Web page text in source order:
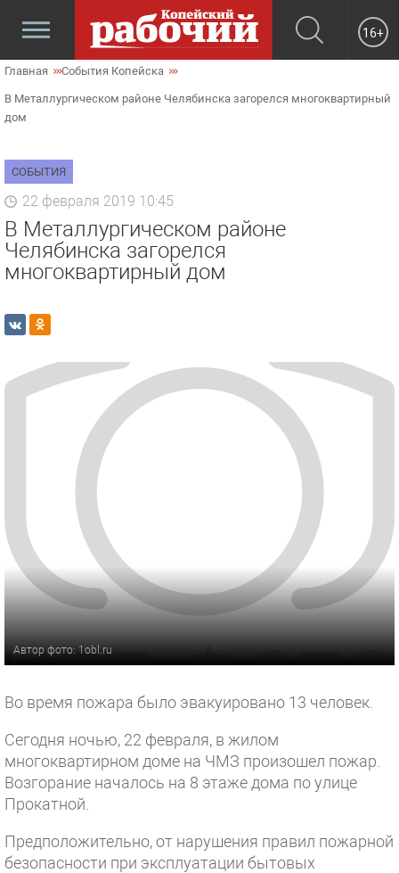
16+
Главная События Копейска
В Металлургическом районе Челябинска загорелся многоквартирный
дом
СОБЫТИЯ
22 февраля 2019 10:45
В Металлургическом районе
Челябинска загорелся
многоквартирный дом
Автор фото: 1obl.ru
Во время пожара было эвакуировано 13 человек.
Сегодня ночью, 22 февраля, в жилом
многоквартирном доме на ЧМЗ произошел пожар.
Возгорание началось на 8 этаже дома по улице
Прокатной.
Предположительно, от нарушения правил пожарной
безопасности при эксплуатации бытовых